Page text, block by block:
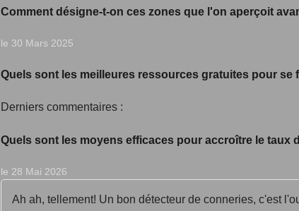
Comment désigne-t-on ces zones que l'on aperçoit
le 30 Mars 2025
Quels sont les meilleures ressources gratuites pour
Derniers commentaires :
Quels sont les moyens efficaces pour accroître le taux
le 28 Mai 2026
Ah ah, tellement! Un bon détecteur de conneries, c'est